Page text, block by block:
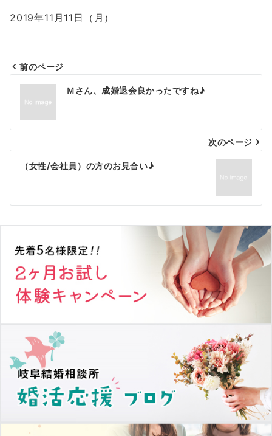
2019年11月11日（月）
投
ナ
ビ
シ
ョ
ン
前のページ
Ｍさん、成婚退会良かったですね♪
次のページ
（女性/会社員）の方のお見合い♪